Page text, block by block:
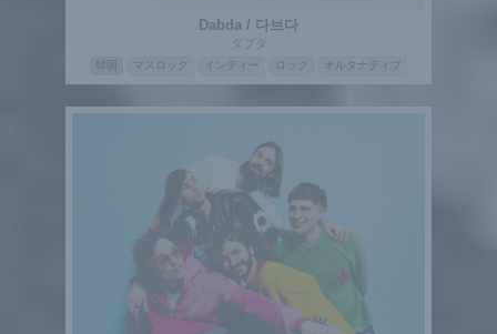
Dabda / 다브다
ダブダ
マスロック インディー ロック オルタナティブ